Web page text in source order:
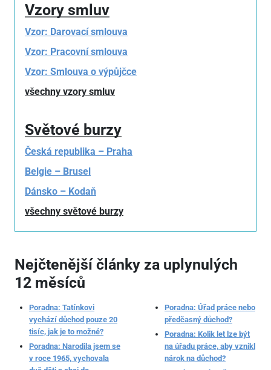
Vzory smluv
Vzor: Darovací smlouva
Vzor: Pracovní smlouva
Vzor: Smlouva o výpůjčce
všechny vzory smluv
Světové burzy
Česká republika – Praha
Belgie – Brusel
Dánsko – Kodaň
všechny světové burzy
Nejčtenější články za uplynulých
12 měsíců
Poradna: Tatínkovi
vychází důchod pouze 20
tisíc, jak je to možné?
Poradna: Narodila jsem se
v roce 1965, vychovala
Poradna: Úřad práce nebo
předčasný důchod?
Poradna: Kolik let lze být
na úřadu práce, aby vznikl
nárok na důchod?